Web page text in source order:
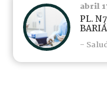
abril
PL.
-